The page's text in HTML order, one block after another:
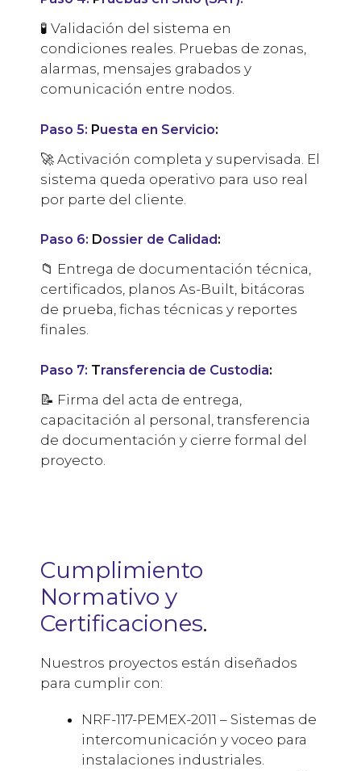
🧪 Validación del sistema en
condiciones reales. Pruebas de zonas,
alarmas, mensajes grabados y
comunicación entre nodos.
Paso 5: Puesta en Servicio:
🚀 Activación completa y supervisada. El
sistema queda operativo para uso real
por parte del cliente.
Paso 6: Dossier de Calidad:
📁 Entrega de documentación técnica,
certificados, planos As-Built, bitácoras
de prueba, fichas técnicas y reportes
finales.
Paso 7: Transferencia de Custodia:
📝 Firma del acta de entrega,
capacitación al personal, transferencia
de documentación y cierre formal del
proyecto.
Cumplimiento
Normativo y
Certificaciones.
Nuestros proyectos están diseñados
para cumplir con:
NRF-117-PEMEX-2011 – Sistemas de
intercomunicación y voceo para
instalaciones industriales.